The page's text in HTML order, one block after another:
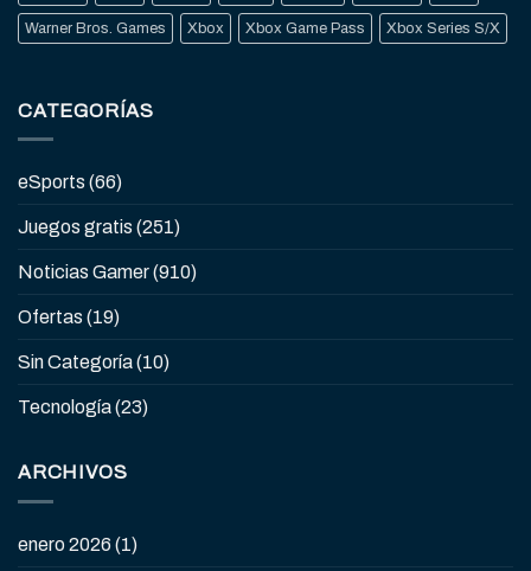
Warner Bros. Games Xbox Xbox Game Pass Xbox Series S/X
CATEGORÍAS
eSports (66)
Juegos gratis (251)
Noticias Gamer(910)
Ofertas (19)
Sin Categoría(10)
Tecnología(23)
ARCHIVOS
enero 2026 (1)